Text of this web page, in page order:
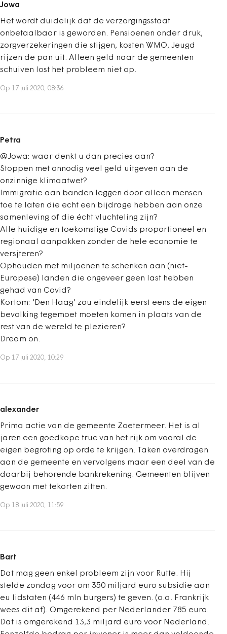
Jowa
Het wordt duidelijk dat de verzorgingsstaat
onbetaalbaar is geworden. Pensioenen onder druk,
zorgverzekeringen die stijgen, kosten WMO, Jeugd
rijzen de pan uit. Alleen geld naar de gemeenten
schuiven lost het probleem niet op.
Op 17 juli 2020, 08:36
Petra
@Jowa: waar denkt u dan precies aan?
Stoppen met onnodig veel geld uitgeven aan de
onzinnige klimaatwet?
Immigratie aan banden leggen door alleen mensen
toe te laten die echt een bijdrage hebben aan onze
samenleving of die écht vluchteling zijn?
Alle huidige en toekomstige Covids proportioneel en
regionaal aanpakken zonder de hele economie te
versjteren?
Ophouden met miljoenen te schenken aan (niet-
Europese) landen die ongeveer geen last hebben
gehad van Covid?
Kortom: 'Den Haag' zou eindelijk eerst eens de eigen
bevolking tegemoet moeten komen in plaats van de
rest van de wereld te plezieren?
Dream on.
Op 17 juli 2020, 10:29
alexander
Prima actie van de gemeente Zoetermeer. Het is al
jaren een goedkope truc van het rijk om vooral de
eigen begroting op orde te krijgen. Taken overdragen
aan de gemeente en vervolgens maar een deel van de
daarbij behorende bankrekening. Gemeenten blijven
gewoon met tekorten zitten.
Op 18 juli 2020, 11:59
Bart
Dat mag geen enkel probleem zijn voor Rutte. Hij
stelde zondag voor om 350 miljard euro subsidie aan
eu lidstaten (446 mln burgers) te geven. (o.a. Frankrijk
wees dit af). Omgerekend per Nederlander 785 euro.
Dat is omgerekend 13,3 miljard euro voor Nederland.